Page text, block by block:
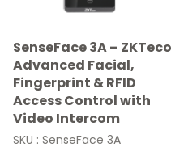
SenseFace 3A – ZKTeco
Advanced Facial,
Fingerprint & RFID
Access Control with
Video Intercom
SKU : SenseFace 3A